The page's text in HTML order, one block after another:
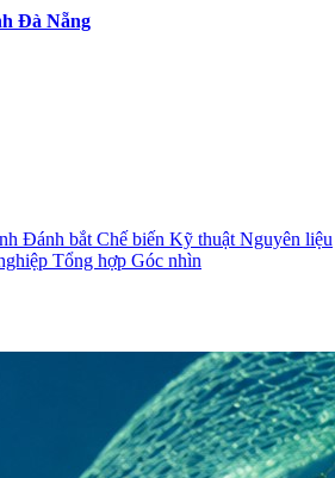
Đà Nẵng
Đánh bắt Chế biến Kỹ thuật Nguyên liệu
Tổng hợp Góc nhìn